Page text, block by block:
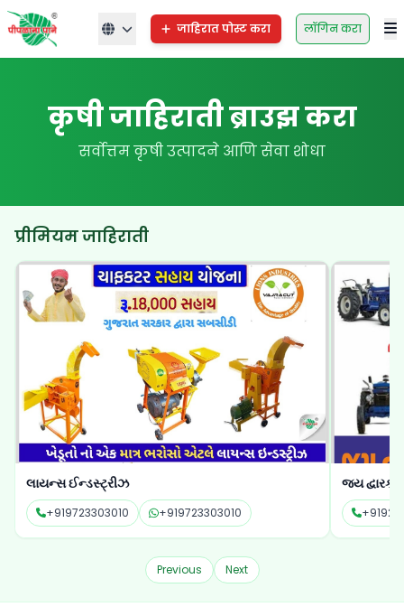
जाहिरात पोस्ट करा लॉगिन करा
कृषी जाहिराती ब्राउझ करा
सर्वोत्तम कृषी उत्पादने आणि सेवा शोधा
प्रीमियम जाहिराती
લાયન્સ ઈન્ડસ્ટ્રીઝ
+919723303010 +919723303010
જય
Previous Next